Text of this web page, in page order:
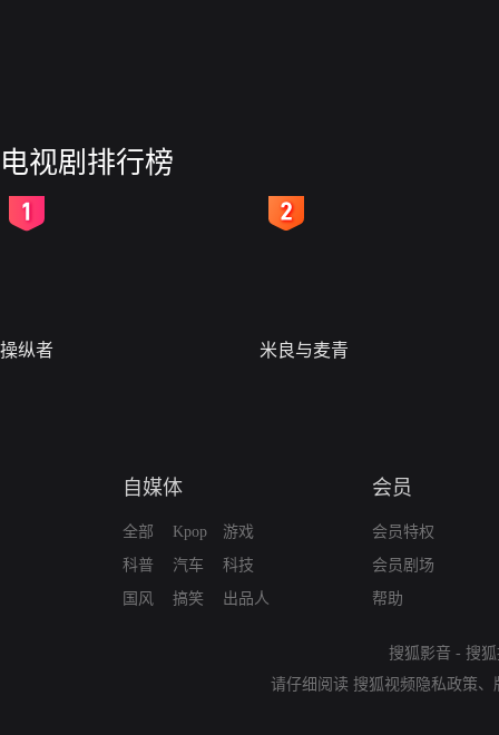
电视剧排行榜
操纵者 米良与麦青
自媒体
全部
科普
国风
Kpop
汽车
搞笑
游戏
科技
出品人
会员
会员特权
会员剧场
帮助
搜狐影音 - 搜
请仔细阅读 搜狐视频隐私政策、